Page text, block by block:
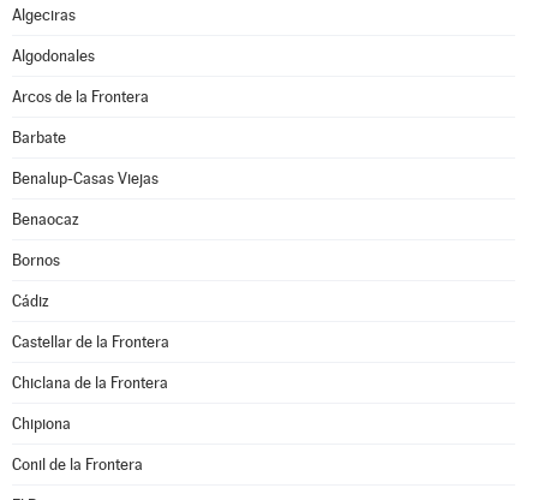
Algeciras
Algodonales
Arcos de la Frontera
Barbate
Benalup-Casas Viejas
Benaocaz
Bornos
Cádiz
Castellar de la Frontera
Chiclana de la Frontera
Chipiona
Conil de la Frontera